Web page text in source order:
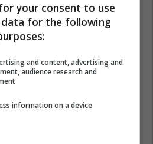
your consent to use
for the following
and content, advertising and
audience research and
information on a device